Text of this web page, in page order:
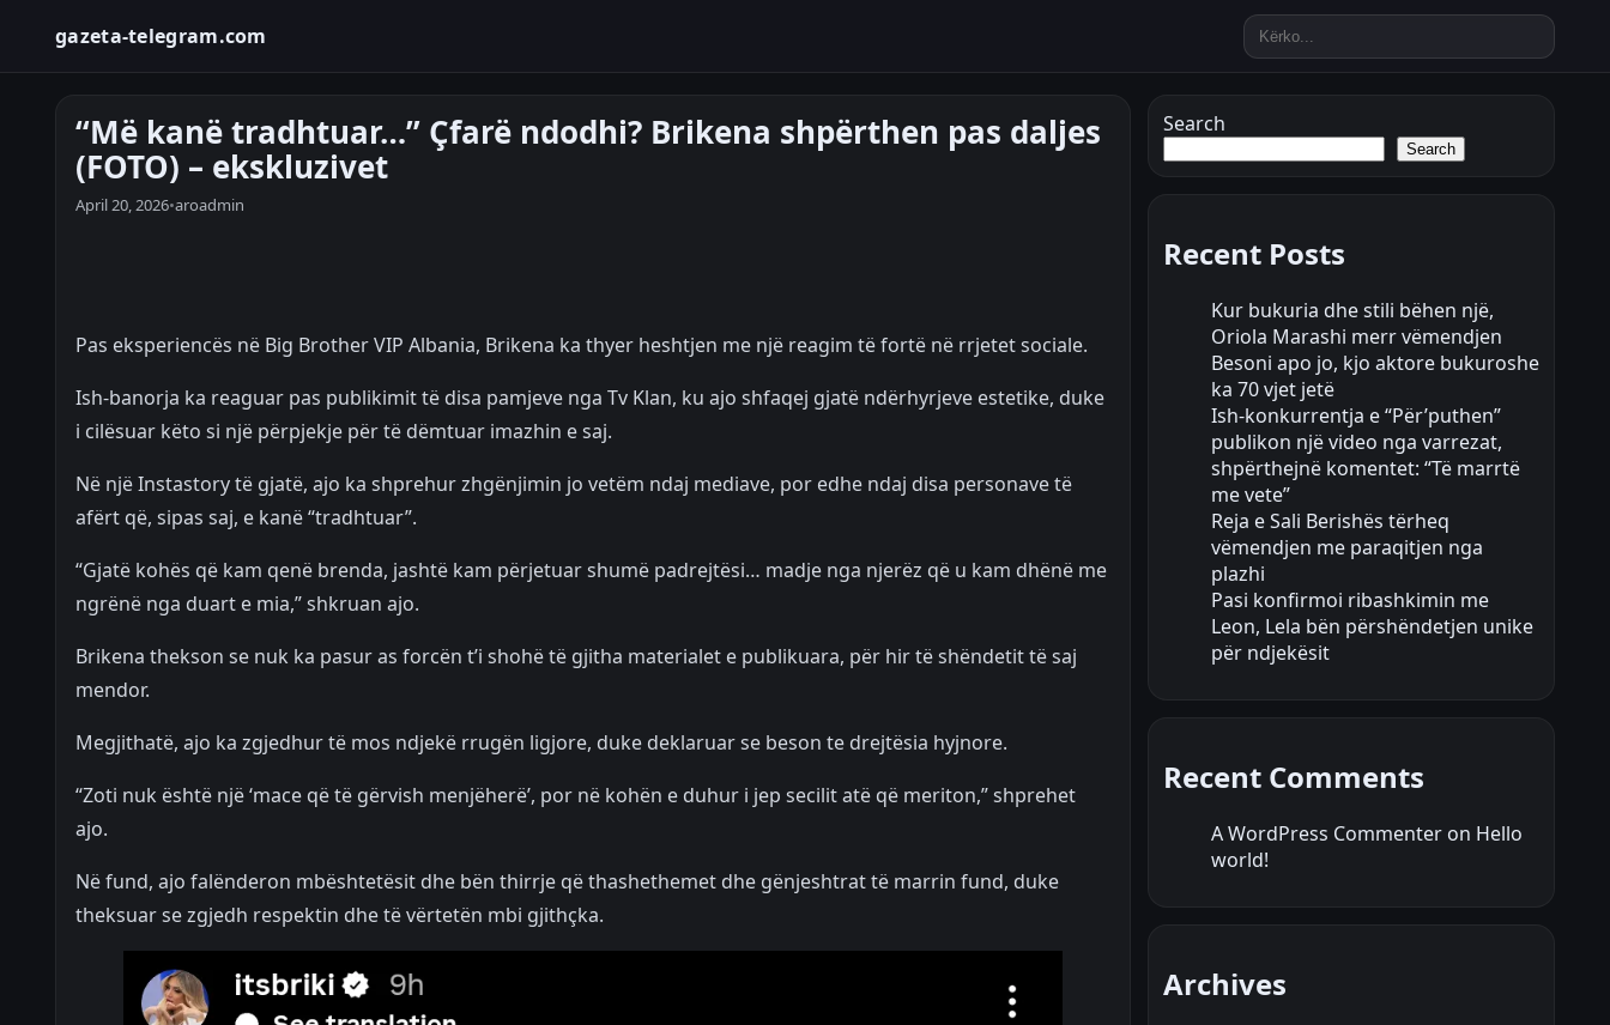
gazeta-telegram.com
“Më kanë tradhtuar…” Çfarë ndodhi? Brikena shpërthen pas daljes
(FOTO) – ekskluzivet
April 20, 2026•aroadmin
Pas eksperiencës në Big Brother VIP Albania, Brikena ka thyer heshtjen me një reagim të fortë në rrjetet sociale.
Ish-banorja ka reaguar pas publikimit të disa pamjeve nga Tv Klan, ku ajo shfaqej gjatë ndërhyrjeve estetike, duke
i cilësuar këto si një përpjekje për të dëmtuar imazhin e saj.
Në një Instastory të gjatë, ajo ka shprehur zhgënjimin jo vetëm ndaj mediave, por edhe ndaj disa personave të
afërt që, sipas saj, e kanë “tradhtuar”.
“Gjatë kohës që kam qenë brenda, jashtë kam përjetuar shumë padrejtësi… madje nga njerëz që u kam dhënë me
ngrënë nga duart e mia,” shkruan ajo.
Brikena thekson se nuk ka pasur as forcën t’i shohë të gjitha materialet e publikuara, për hir të shëndetit të saj
mendor.
Megjithatë, ajo ka zgjedhur të mos ndjekë rrugën ligjore, duke deklaruar se beson te drejtësia hyjnore.
“Zoti nuk është një ‘mace që të gërvish menjëherë’, por në kohën e duhur i jep secilit atë që meriton,” shprehet
ajo.
Në fund, ajo falënderon mbështetësit dhe bën thirrje që thashethemet dhe gënjeshtrat të marrin fund, duke
theksuar se zgjedh respektin dhe të vërtetën mbi gjithçka.
Search
Search
Recent Posts
Kur bukuria dhe stili bëhen një,
Oriola Marashi merr vëmendjen
Besoni apo jo, kjo aktore bukuroshe
ka 70 vjet jetë
Ish-konkurrentja e “Për’puthen”
publikon një video nga varrezat,
shpërthejnë komentet: “Të marrtë
me vete”
Reja e Sali Berishës tërheq
vëmendjen me paraqitjen nga
plazhi
Pasi konfirmoi ribashkimin me
Leon, Lela bën përshëndetjen unike
për ndjekësit
Recent Comments
A WordPress Commenter on Hello
world!
Archives